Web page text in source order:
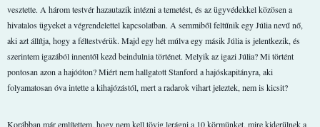
vesztette. A három testvér hazautazik intézni a temetést, és az ügyvédekkel közösen a
hivatalos ügyeket a végrendelettel kapcsolatban. A semmiből feltűnik egy Júlia nevű nő,
aki azt állítja, hogy a féltestvérük. Majd egy hét múlva egy másik Júlia is jelentkezik, és
szerintem igazából innentől kezd beindulnia történet. Melyik az igazi Júlia? Mi történt
pontosan azon a hajóúton? Miért nem hallgatott Stanford a hajóskapitányra, aki
folyamatosan óva intette a kihajózástól, mert a radarok vihart jeleztek, nem is kicsit?
Korábban már említettem, hogy nem kell tövig lerágni a 10 körmünket, mire kiderülnek a